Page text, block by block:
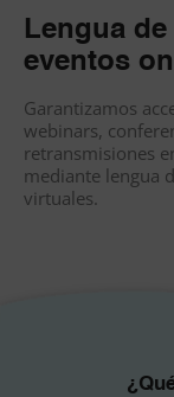
Lengua
eventos
Garantizamos
webinars,
retransmisiones
mediante lengua
virtuales.